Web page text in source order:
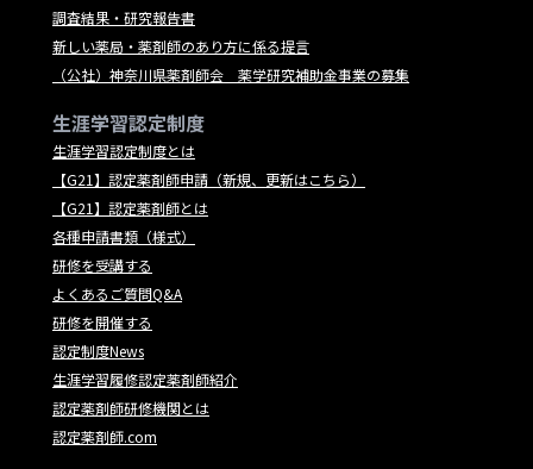
調査結果・研究報告書
新しい薬局・薬剤師のあり方に係る提言
（公社）神奈川県薬剤師会 薬学研究補助金事業の募集
生涯学習認定制度
生涯学習認定制度とは
【G21】認定薬剤師申請（新規、更新はこちら）
【G21】認定薬剤師とは
各種申請書類（様式）
研修を受講する
よくあるご質問Q&A
研修を開催する
認定制度News
生涯学習履修認定薬剤師紹介
認定薬剤師研修機関とは
認定薬剤師.com